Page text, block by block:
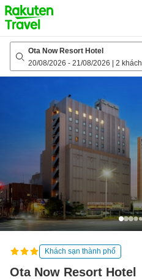
to
top
page
Ota Now Resort Hotel
20/08/2026 - 21/08/2026 2 khách
Khách sạn thành phố
Ota Now Resort Hotel